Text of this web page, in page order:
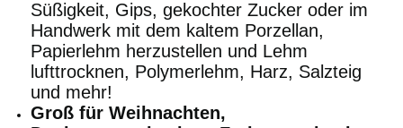
Süßigkeit, Gips, gekochter Zucker oder im
Handwerk mit dem kaltem Porzellan,
Papierlehm herzustellen und Lehm
lufttrocknen, Polymerlehm, Harz, Salzteig
und mehr!
Groß für Weihnachten,